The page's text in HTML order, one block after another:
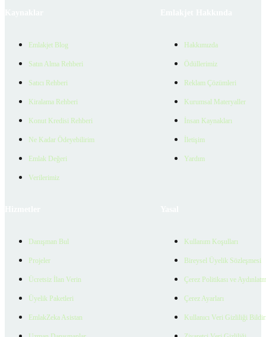
Emlakjet Blog
Satın Alma Rehberi
Satıcı Rehberi
Kiralama Rehberi
Konut Kredisi Rehberi
Ne Kadar Ödeyebilirim
Emlak Değeri
Verilerimiz
Hakkımızda
Ödüllerimiz
Reklam Çözümleri
Kurumsal Materyaller
İnsan Kaynakları
İletişim
Yardım
Danışman Bul
Projeler
Ücretsiz İlan Verin
Üyelik Paketleri
EmlakZeka Asistan
Kullanım Koşulları
Bireysel Üyelik Sözleşmesi
Çerez Politikası ve
Çerez Ayarları
Kullanıcı Veri Gizliliği